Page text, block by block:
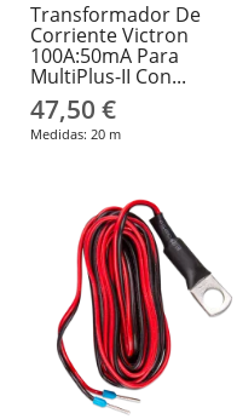
Transformador De
Corriente Victron
100A:50mA Para
MultiPlus-II Con...
47,50 €
Medidas: 20 m